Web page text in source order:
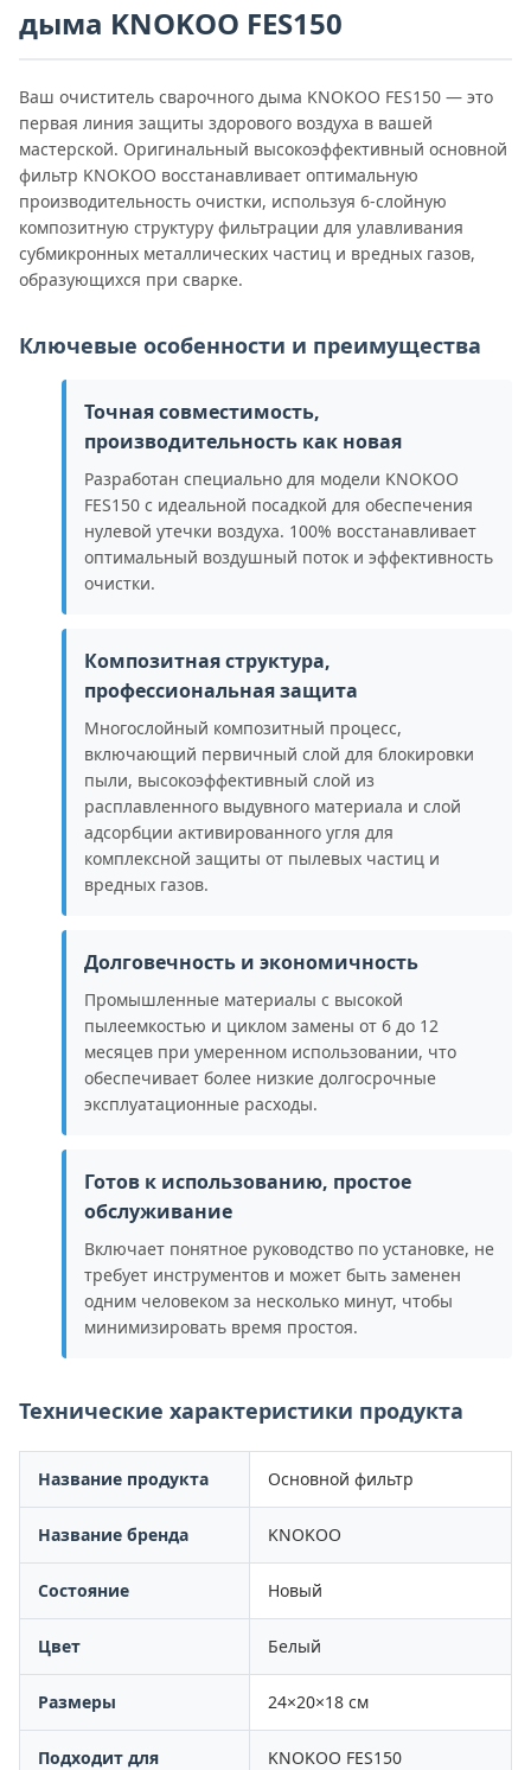
дыма KNOKOO FES150
Ваш очиститель сварочного дыма KNOKOO FES150 — это
первая линия защиты здорового воздуха в вашей
мастерской. Оригинальный высокоэффективный основной
фильтр KNOKOO восстанавливает оптимальную
производительность очистки, используя 6-слойную
композитную структуру фильтрации для улавливания
субмикронных металлических частиц и вредных газов,
образующихся при сварке.
Ключевые особенности и преимущества
Точная совместимость,
производительность как новая
Разработан специально для модели KNOKOO
FES150 с идеальной посадкой для обеспечения
нулевой утечки воздуха. 100% восстанавливает
оптимальный воздушный поток и эффективность
очистки.
Композитная структура,
профессиональная защита
Многослойный композитный процесс,
включающий первичный слой для блокировки
пыли, высокоэффективный слой из
расплавленного выдувного материала и слой
адсорбции активированного угля для
комплексной защиты от пылевых частиц и
вредных газов.
Долговечность и экономичность
Промышленные материалы с высокой
пылеемкостью и циклом замены от 6 до 12
месяцев при умеренном использовании, что
обеспечивает более низкие долгосрочные
эксплуатационные расходы.
Готов к использованию, простое
обслуживание
Включает понятное руководство по установке, не
требует инструментов и может быть заменен
одним человеком за несколько минут, чтобы
минимизировать время простоя.
Технические характеристики продукта
Название продукта Основной фильтр
Название бренда KNOKOO
Состояние Новый
Цвет Белый
Размеры 24×20×18 см
Подходит для KNOKOO FES150